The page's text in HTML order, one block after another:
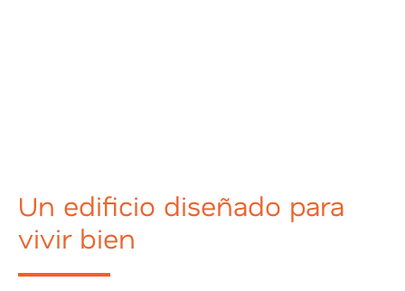
Un edificio diseñado para
vivir bien